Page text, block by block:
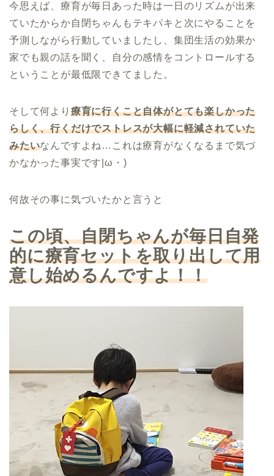
今思えば、療育が毎日あった時は一日のリズムが出来
ていたからか自閉ちゃんもテキパキと次にやることを
予測しながら行動していましたし、集団生活の効果か
家でも親の話を聞く、自分の感情をコントロールする
ということが最低限できてました。
そして何より 療育に行くこと自体がとても楽しかった
らしく、行くだけでストレスが大幅に軽減されていた
みたいなんですよね…これは療育がなくなるまで気づ
かなかった事実です|ω・)
何故その事に気づいたかと言うと
この頃、自閉ちゃんが毎日自発
的に療育セットを取り出して用
意し始めるんですよ！！